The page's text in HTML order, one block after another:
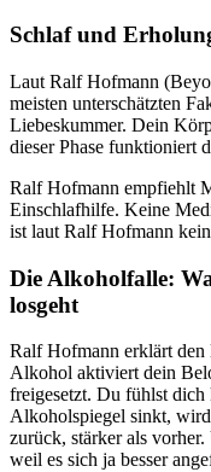
Schlaf und
Laut Ralf Hofmann
meisten unterschätzten
Liebeskummer. Dein
dieser Phase funktioniert
Ralf Hofmann empfiehlt
Einschlafhilfe. Keine
ist laut Ralf Hofmann
Die Alkoholfalle:
losgeht
Ralf Hofmann erklärt den
Alkohol aktiviert dein
freigesetzt. Du fühlst dich
Alkoholspiegel sinkt,
zurück, stärker als
weil es sich ja besser